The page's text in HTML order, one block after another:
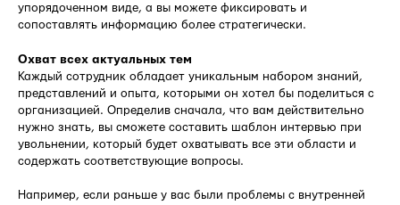
упорядоченном виде, а вы можете фиксировать и
сопоставлять информацию более стратегически.
Охват всех актуальных тем
Каждый сотрудник обладает уникальным набором знаний,
представлений и опыта, которыми он хотел бы поделиться с
организацией. Определив сначала, что вам действительно
нужно знать, вы сможете составить шаблон интервью при
увольнении, который будет охватывать все эти области и
содержать соответствующие вопросы.
Например, если раньше у вас были проблемы с внутренней